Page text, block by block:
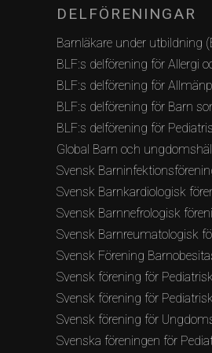
DELFÖRENINGAR
Barnläkare under utbildning
BLF:s delförening för Allergi
BLF:s delförening för
BLF:s delförening för Barn
BLF:s delförening för
Global Barn och
Svensk
Svensk Barnkardiologisk
Svensk Barnnefrologisk
Svensk Barnreumatologisk
Svensk Förening
Svensk förening för
Svensk förening för
Svensk förening för
Svenska föreningen för